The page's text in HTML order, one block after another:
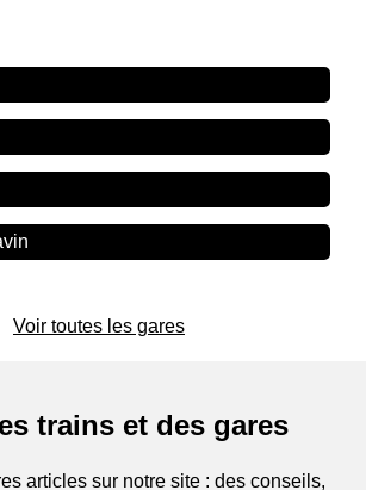
Voir toutes les gares
trains et des gares
articles sur notre site : des conseils,